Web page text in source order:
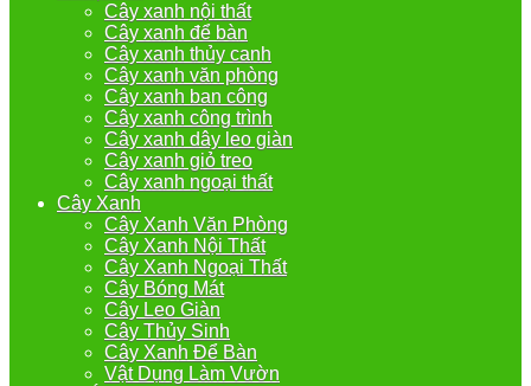
Cây xanh nội thất
Cây xanh để bàn
Cây xanh thủy canh
Cây xanh văn phòng
Cây xanh ban công
Cây xanh công trình
Cây xanh dây leo giàn
Cây xanh giỏ treo
Cây xanh ngoại thất
Cây Xanh
Cây Xanh Văn Phòng
Cây Xanh Nội Thất
Cây Xanh Ngoại Thất
Cây Bóng Mát
Cây Leo Giàn
Cây Thủy Sinh
Cây Xanh Để Bàn
Vật Dụng Làm Vườn